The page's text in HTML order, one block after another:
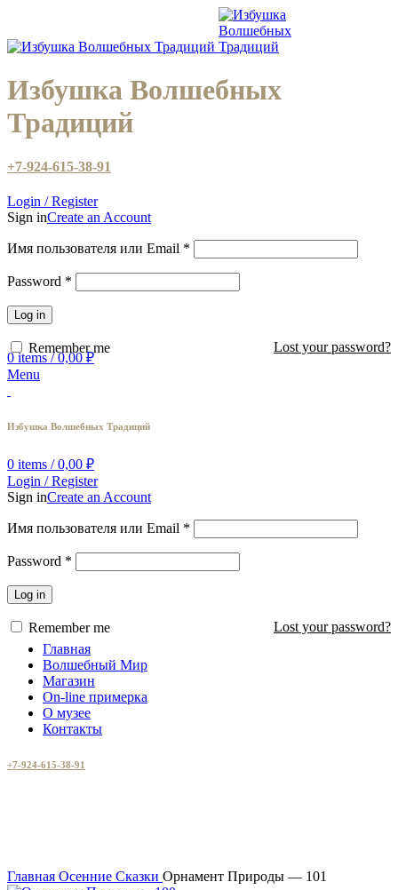
Избушка Волшебных
Традиций
+7-924-615-38-91
Login / Register
Sign inCreate an Account
Имя пользователя или Email *
Password *
Log in
Lost your password?
Remember me
0items / 0,00₽
Menu
Избушка Волшебных Традиций
0 items / 0,00 ₽
Login / Register
Sign inCreate an Account
Имя пользователя или Email *
Password *
Log in
Lost your password?
Remember me
Главная
Волшебный Мир
Магазин
On-line примерка
О музее
Контакты
+7-924-615-38-91
Главная Осенние Сказки Орнамент Природы — 101